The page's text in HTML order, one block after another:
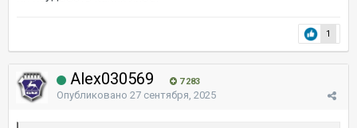
1
Alex030569 7 283
Опубликовано 27 сентября, 2025